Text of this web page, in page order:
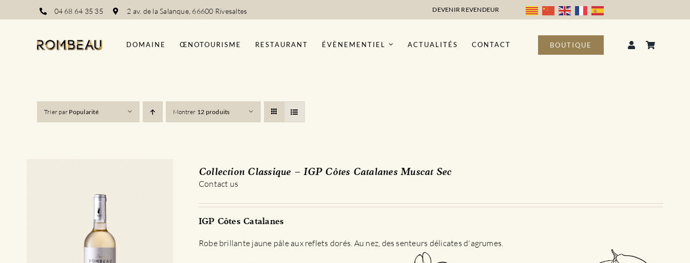
au
04 68 64 35 35 2 av. de la Salanque, 66600 Rivesaltes DEVENIR REVENDEUR
DOMAINE ŒNOTOURISME RESTAURANT ÉVÈNEMENTIEL ACTUALITÉS CONTACT BOUTIQUE
Trier par Popularité Montrer 12 produits
Collection Classique – IGP Côtes Catalanes Muscat Sec
Contact us
IGP Côtes Catalanes
Robe brillante jaune pâle aux reflets dorés. Au nez, des senteurs délicates d'agrumes.